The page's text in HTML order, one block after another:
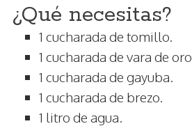
¿Qué necesitas?
1 cucharada de tomillo.
1 cucharada de vara de oro.
1 cucharada de gayuba.
1 cucharada de brezo.
1 litro de agua.